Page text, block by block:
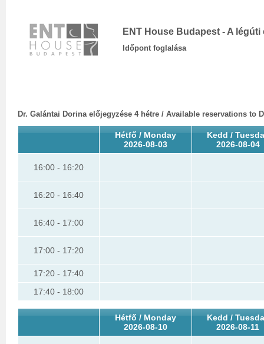
ENT House Budapest - A
Időpont foglalása
Dr. Galántai Dorina előjegyzése 4 hétre / Available reservations to
Hétfő / Monday
2026-08-03
Kedd /
2026-08-04
16:00 - 16:20
16:20 - 16:40
16:40 - 17:00
17:00 - 17:20
17:20 - 17:40
17:40 - 18:00
Hétfő / Monday
2026-08-10
Kedd /
2026-08-11